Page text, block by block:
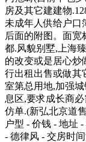
房及其它建建物
未成年人供给户口
后面的附图。面宽
都.风貌别墅,上海
的改变或是居心炒
行出租出售或做其
室第总用地,加强
息区,要求成长商
仿单.(新弘北京道
户型 - 价钱 - 地址
- 德律风 - 交房时